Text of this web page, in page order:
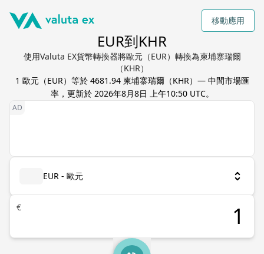
移動應用
EUR到KHR
使用Valuta EX貨幣轉換器將歐元（EUR）轉換為柬埔寨瑞爾
（KHR）
1 歐元（EUR）等於 4681.94 柬埔寨瑞爾（KHR）— 中間市場匯
率，更新於 2026年8月8日 上午10:50 UTC。
EUR - 歐元
€